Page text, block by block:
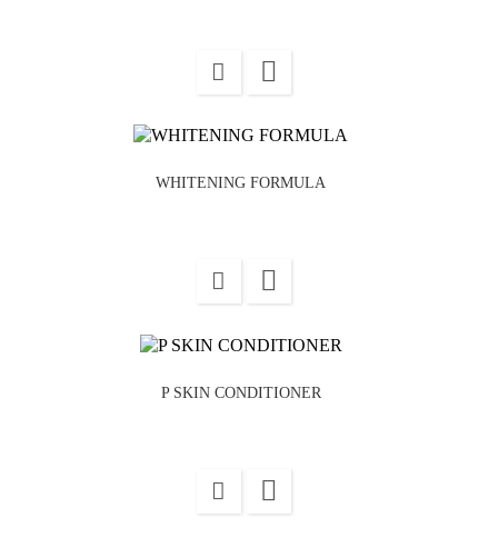

WHITENING FORMULA

P SKIN CONDITIONER
